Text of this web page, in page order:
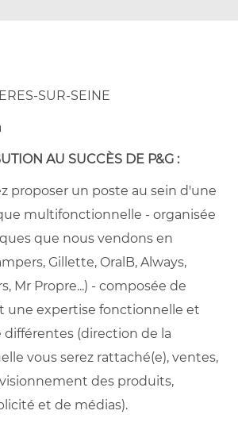
SUR-SEINE
AU SUCCÈS DE P&G :
proposer un poste au sein d'une
multifonctionnelle - organisée
que nous vendons en
Gillette, OralB, Always,
Mr Propre...) - composée de
une expertise fonctionnelle et
différentes (direction de la
vous serez rattaché(e), ventes,
des produits,
et de médias).